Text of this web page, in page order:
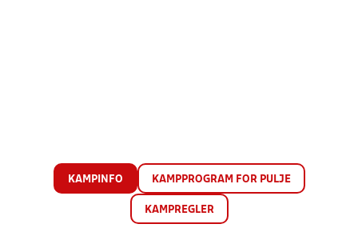
KAMPINFO KAMPPROGRAM FOR PULJE
KAMPREGLER